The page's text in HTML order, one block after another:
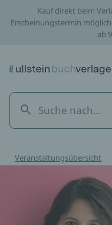
Kauf direkt beim
Erscheinungstermin
ab
Veranstaltungsübersicht